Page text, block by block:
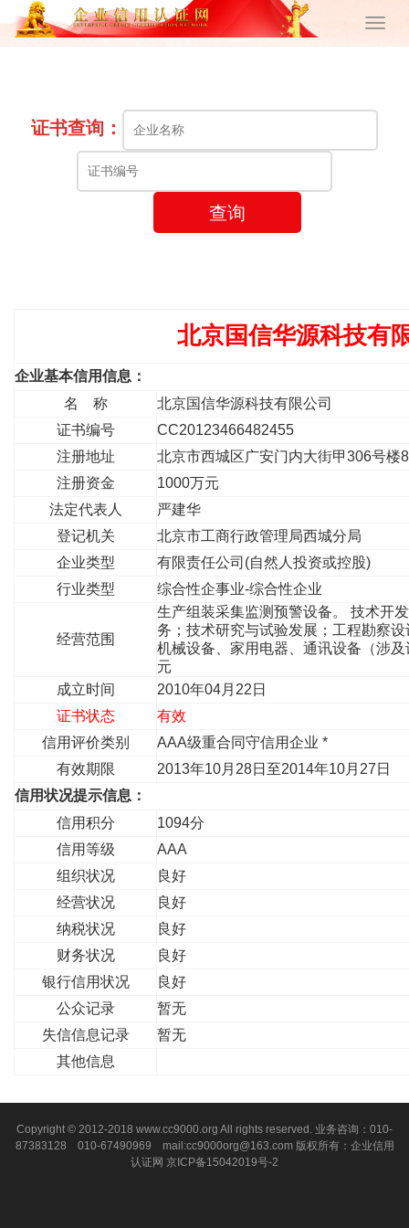
证书查询：
查询
北京国信华源科技有
企业基本信用信息：
名 称
北京国信华源科技有限公司
证书编号
CC20123466482455
注册地址
北京市西城区广安门内大街甲306号楼
注册资金
1000万元
法定代表人
严建华
登记机关
北京市工商行政管理局西城分局
企业类型
有限责任公司(自然人投资或控股)
行业类型
综合性企事业-综合性企业
经营范围
生产组装采集监测预警设备。 技术开
务；技术研究与试验发展；工程勘察
机械设备、家用电器、通讯设备（涉
元
成立时间
2010年04月22日
证书状态
有效
信用评价类别
AAA级重合同守信用企业 *
有效期限
2013年10月28日至2014年10月27日
信用状况提示信息：
信用积分
1094分
信用等级
AAA
组织状况
良好
经营状况
良好
纳税状况
良好
财务状况
良好
银行信用状况
良好
公众记录
暂无
失信信息记录
暂无
其他信息
Copyright © 2012-2018 www.cc9000.org All rights reserved. 业务咨询：010-
87383128 010-67490969 mail:cc9000org@163.com 版权所有：企业信用
认证网 京ICP备15042019号-2